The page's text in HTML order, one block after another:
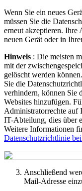
Wenn Sie ein neues Gerä
müssen Sie die
erneut akzeptieren. Ihre
neuen Gerät oder in
Hinweis : Die meisten
mit der
gelöscht werden können.
Sie die
verhindern, können Sie
Websites hinzufügen. Fü
Administratorrechte auf
IT-Abteilung, dies über
Weitere Informationen
Datenschutzrichtlinie bei
Anschließend
Mail-Adresse